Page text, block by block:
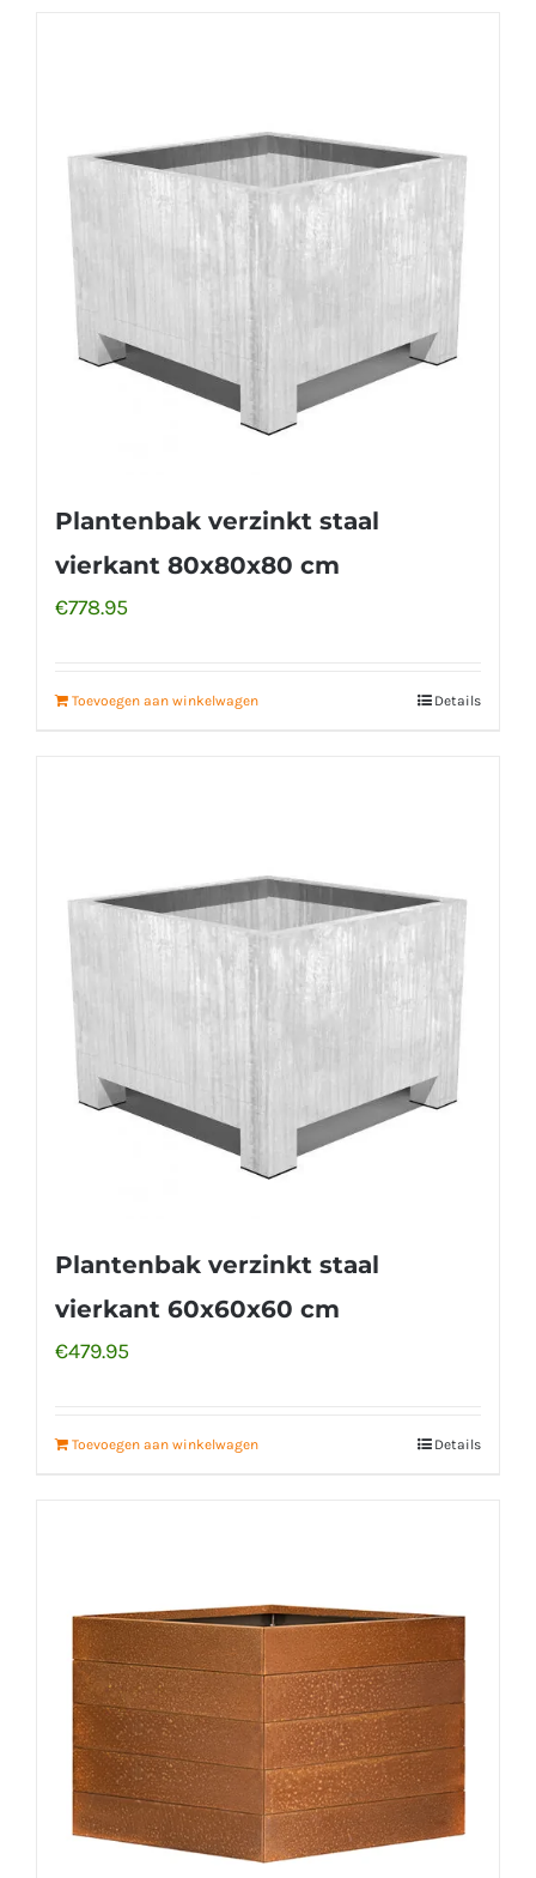
Plantenbak verzinkt staal
vierkant 80x80x80 cm
€778.95
Toevoegen aan winkelwagen Details
Plantenbak verzinkt staal
vierkant 60x60x60 cm
€479.95
Toevoegen aan winkelwagen Details